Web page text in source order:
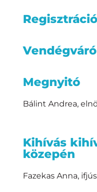
Regisztráció
Megnyitó
Bálint Andrea,
Kihívás
közepén
Fazekas Anna,